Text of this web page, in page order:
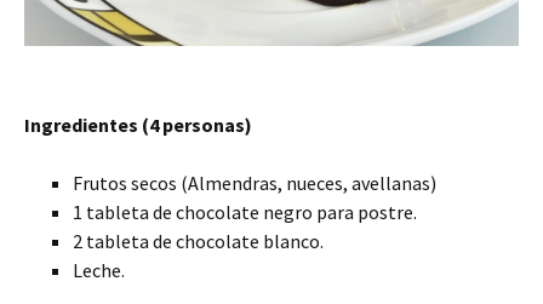
Ingredientes (4 personas)
Frutos secos (Almendras, nueces, avellanas)
1 tableta de chocolate negro para postre.
2 tableta de chocolate blanco.
Leche.